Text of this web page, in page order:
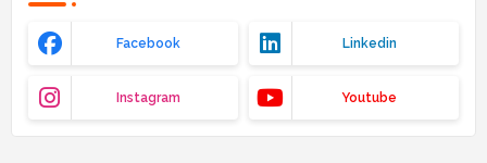
Facebook Linkedin
Instagram Youtube